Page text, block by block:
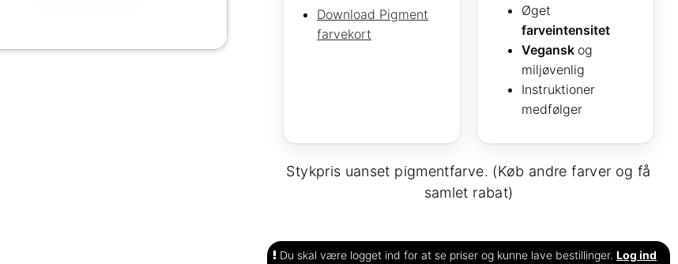
Download Pigment
farvekort
Øget
farveintensitet
Vegansk og
miljøvenlig
Instruktioner
medfølger
Stykpris uanset pigmentfarve. (Køb andre farver og få
samlet rabat)
Du skal være logget ind for at se priser og kunne lave bestillinger. Log ind